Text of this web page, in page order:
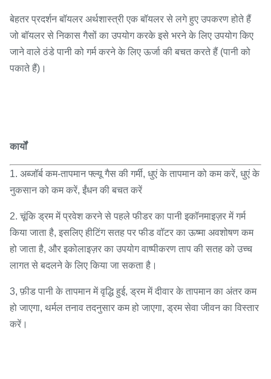
बेहतर प्रदर्शन बॉयलर अर्थशास्त्री एक बॉयलर से लगे हुए उपकरण होते हैं
जो बॉयलर से निकास गैसों का उपयोग करके इसे भरने के लिए उपयोग किए
जाने वाले ठंडे पानी को गर्म करने के लिए ऊर्जा की बचत करते हैं (पानी को
पकाते हैं)।
कार्यों
1. अब्जॉर्ब कम-तापमान फ्ल्यू गैस की गर्मी, धुएं के तापमान को कम करें, धुएं के
नुकसान को कम करें, ईंधन की बचत करें
2. चूंकि ड्रम में प्रवेश करने से पहले फीडर का पानी इकॉनमाइज़र में गर्म
किया जाता है, इसलिए हीटिंग सतह पर फीड वॉटर का ऊष्मा अवशोषण कम
हो जाता है, और इकोलाइज़र का उपयोग वाष्पीकरण ताप की सतह को उच्च
लागत से बदलने के लिए किया जा सकता है।
3, फ़ीड पानी के तापमान में वृद्धि हुई, ड्रम में दीवार के तापमान का अंतर कम
हो जाएगा, थर्मल तनाव तदनुसार कम हो जाएगा, ड्रम सेवा जीवन का विस्तार
करें।